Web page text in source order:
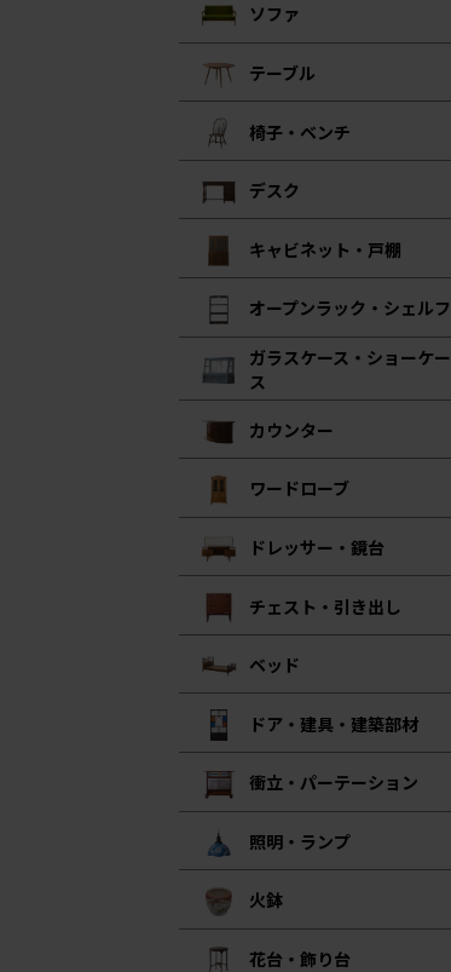
ソファ
テーブル
椅子・ベンチ
デスク
キャビネット・戸棚
オープンラック・シェルフ
ガラスケース・ショーケー
ス
カウンター
ワードローブ
ドレッサー・鏡台
チェスト・引き出し
ベッド
ドア・建具・建築部材
衝立・パーテーション
照明・ランプ
火鉢
花台・飾り台